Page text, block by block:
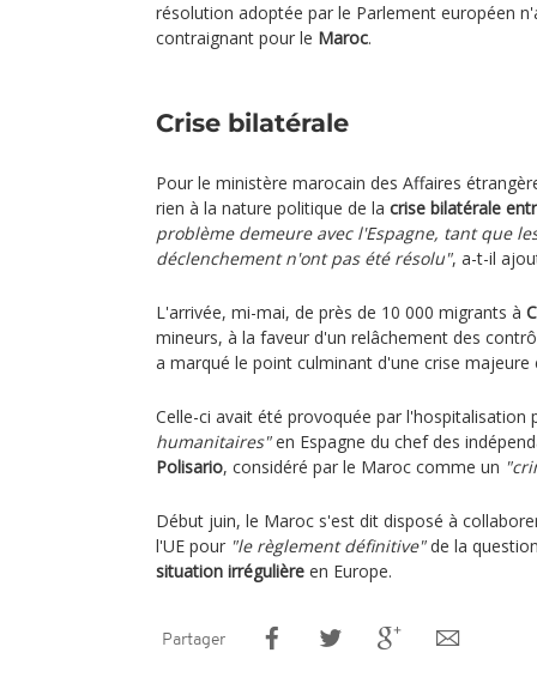
résolution adoptée par le Parlement européen
contraignant pour le Maroc.
Crise bilatérale
Pour le ministère marocain des Affaires
rien à la nature politique de la crise bilatérale
problème demeure avec l'Espagne, tant que
déclenchement n'ont pas été résolu", a-t-il
L'arrivée, mi-mai, de près de 10 000 migrants à
mineurs, à la faveur d'un relâchement des
a marqué le point culminant d'une crise majeure
Celle-ci avait été provoquée par l'hospitalisation
humanitaires"en Espagne du chef des
Polisario, considéré par le Maroc comme un
Début juin, le Maroc s'est dit disposé à
l'UE pour "le règlement définitive"de la
situation irrégulière en Europe.
Partager